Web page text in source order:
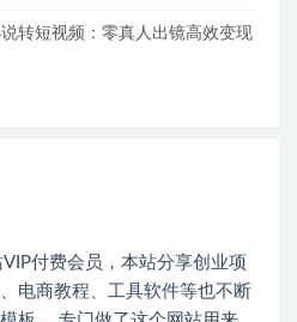
转短视频：零真人出镜高效变现
付费会员，本站分享创业项
电商教程、工具软件等也不断